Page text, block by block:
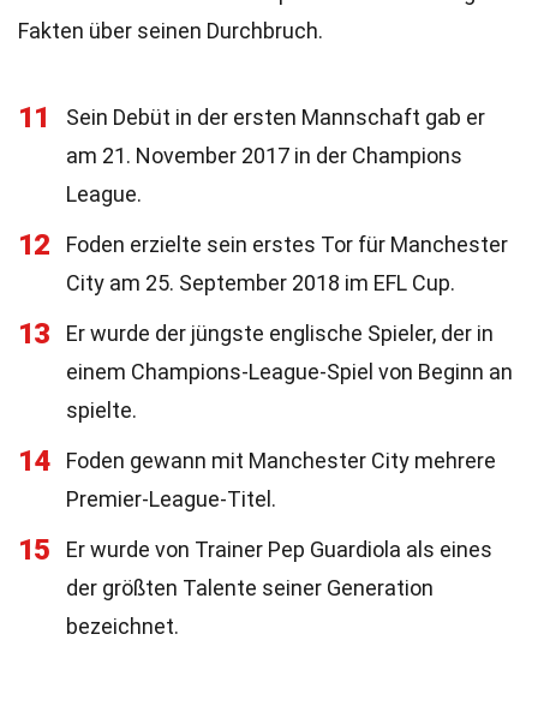
Fakten über seinen Durchbruch.
11
Sein Debüt in der ersten Mannschaft gab er
am 21. November 2017 in der Champions
League.
12
Foden erzielte sein erstes Tor für Manchester
City am 25. September 2018 im EFL Cup.
13
Er wurde der jüngste englische Spieler, der in
einem Champions-League-Spiel von Beginn an
spielte.
14
Foden gewann mit Manchester City mehrere
Premier-League-Titel.
15
Er wurde von Trainer Pep Guardiola als eines
der größten Talente seiner Generation
bezeichnet.